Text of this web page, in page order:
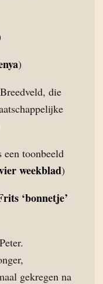
)
die
toonbeeld
weekblad)
‘bonnetje’
gekregen na